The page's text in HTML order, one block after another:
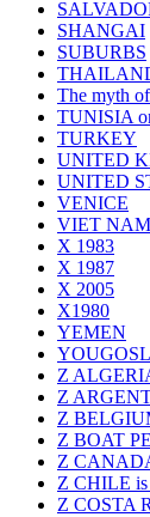
SHANGAI
SUBURBS
The myth
TUNISIA
TURKEY
UNITED
UNITED
VENICE
VIET NAM
X 1983
X 1987
X 2005
X1980
YEMEN
Z
Z
Z
Z BOAT
Z
Z CHILE is
Z COSTA